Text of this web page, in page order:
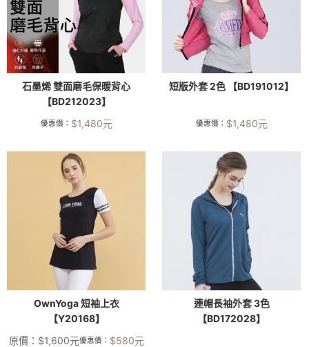
石墨烯 雙面磨毛保暖背心
【BD212023】
優惠價： $1,480元
短版外套 2色 【BD191012】
優惠價： $1,480元
OwnYoga 短袖上衣
【Y20168】
原價： $1,600元優惠價： $580元
連帽長袖外套 3色
【BD172028】